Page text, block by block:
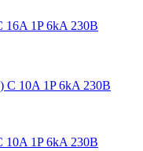
16A 1P 6kA 230В
10A 1P 6kA 230В